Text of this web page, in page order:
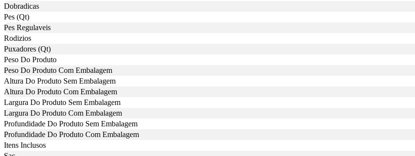
Dobradicas
Pes (Qt)
Pes Regulaveis
Rodizios
Puxadores (Qt)
Peso Do Produto
Peso Do Produto Com Embalagem
Altura Do Produto Sem Embalagem
Altura Do Produto Com Embalagem
Largura Do Produto Sem Embalagem
Largura Do Produto Com Embalagem
Profundidade Do Produto Sem Embalagem
Profundidade Do Produto Com Embalagem
Itens Inclusos